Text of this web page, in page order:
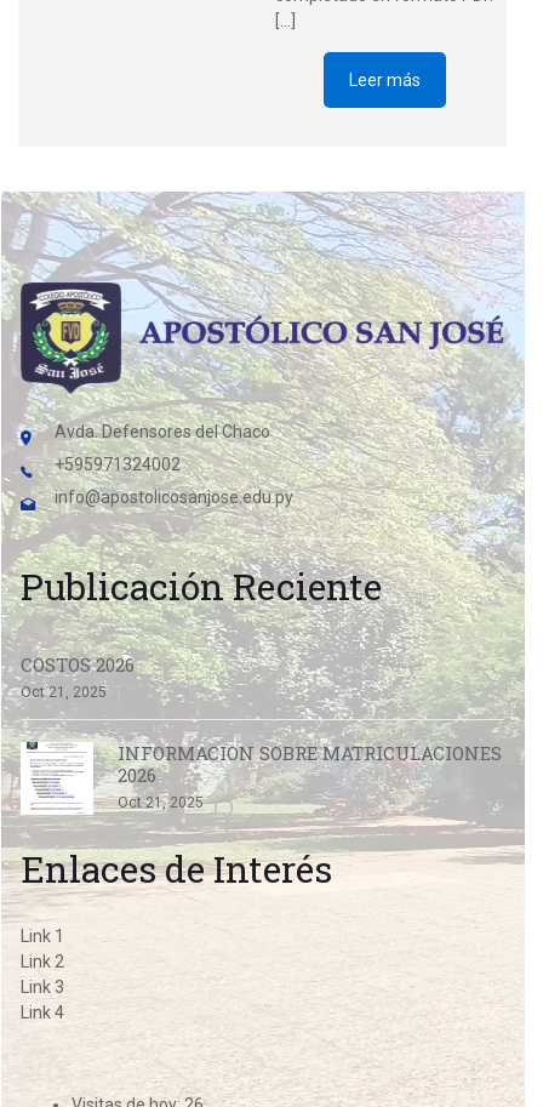
[…]
Leer más
Avda. Defensores del Chaco
+595971324002
info@apostolicosanjose.edu.py
Publicación Reciente
COSTOS 2026
Oct 21, 2025
INFORMACION SOBRE MATRICULACIONES
2026
Oct 21, 2025
Enlaces de Interés
Link 1
Link 2
Link 3
Link 4
Visitas de hoy:26